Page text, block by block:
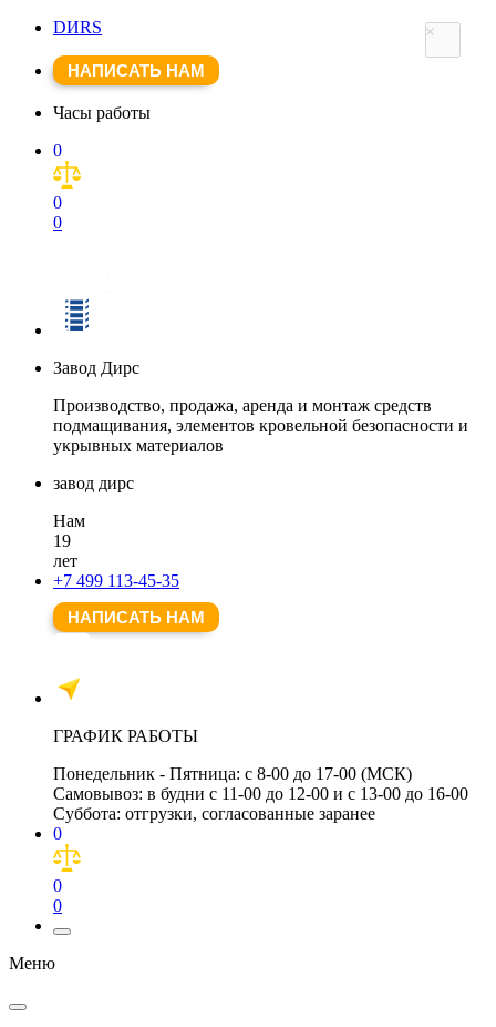
DИRS
НАПИСАТЬ НАМ
Часы работы
0
0
0
Завод Дирс
Производство, продажа, аренда и монтаж средств
подмащивания, элементов кровельной безопасности и
укрывных материалов
завод дирс
Нам
19
лет
+7 499 113-45-35
НАПИСАТЬ НАМ
ГРАФИК РАБОТЫ
Понедельник - Пятница: с 8-00 до 17-00 (МСК)
Самовывоз: в будни с 11-00 до 12-00 и с 13-00 до 16-00
Суббота: отгрузки, согласованные заранее
0
0
0
Меню
×